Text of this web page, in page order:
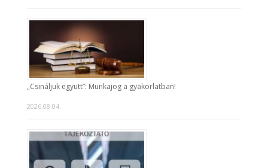
„Csináljuk együtt”: Munkajog a gyakorlatban!
2026.08.04.